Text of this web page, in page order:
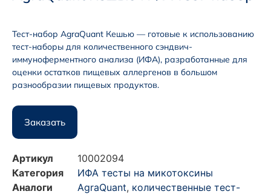
Тест-набор AgraQuant Кешью — готовые к использованию
тест-наборы для количественного сэндвич-
иммуноферментного анализа (ИФА), разработанные для
оценки остатков пищевых аллергенов в большом
разнообразии пищевых продуктов.
Заказать
Артикул
10002094
Категория
ИФА тесты на микотоксины
Аналоги
AgraQuant, количественные тест-